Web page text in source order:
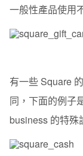
一般性產品使用
有一些 Square
同，下面的例子
business 的特殊